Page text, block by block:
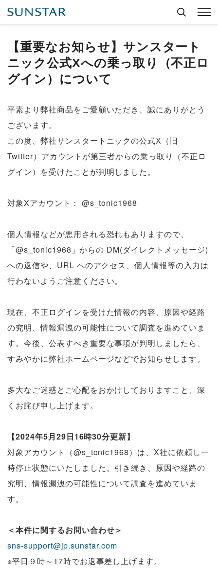
【重要なお知らせ】サンスタート
ニック公式Xへの乗っ取り（不正ロ
グイン）について
平素より弊社商品をご愛顧いただき、誠にありがとう
ございます。
この度、弊社サンスタートニックの公式X （旧
Twitter）アカウントが第三者からの乗っ取り（不正ロ
グイン）を受けたことが判明しました。
対象Xアカウント： @s_tonic1968
個人情報などが悪用される恐れもありますので、
「@s_tonic1968 」からの DM(ダイレクトメッセージ)
への返信や、 URL へのアクセス、個人情報等の入力は
行わないようご注意ください。
現在、不正ログインを受けた情報の内容、原因や経路
の究明、情報漏洩の可能性について調査を進めていま
す。今後、公表すべき重要な事項が判明しましたら、
すみやかに弊社ホームページなどでお知らせします。
多大なご迷惑とご心配をおかけしておりますこと、深
くお詫び申し上げます。
【2024年5月29日16時30分更新】
対象アカウント（@s_tonic1968）は、X社に依頼し一
時停止状態にいたしました。引き続き、原因や経路の
究明、情報漏洩の可能性について調査を進めていま
す。
＜本件に関するお問い合わせ＞
sns-support@jp.sunstar.com
※平日９時～17時でお返事差し上げます。